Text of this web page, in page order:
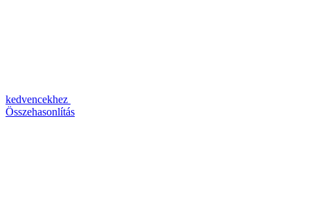
kedvencekhez
Összehasonlítás